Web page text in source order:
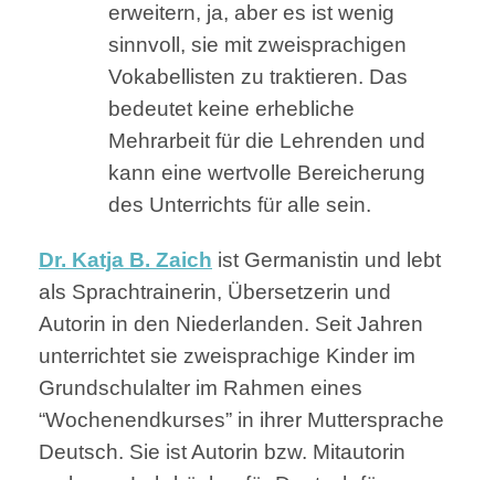
erweitern, ja, aber es ist wenig
sinnvoll, sie mit zweisprachigen
Vokabellisten zu traktieren. Das
bedeutet keine erhebliche
Mehrarbeit für die Lehrenden und
kann eine wertvolle Bereicherung
des Unterrichts für alle sein.
Dr. Katja B. Zaich ist Germanistin und lebt
als Sprachtrainerin, Übersetzerin und
Autorin in den Niederlanden. Seit Jahren
unterrichtet sie zweisprachige Kinder im
Grundschulalter im Rahmen eines
“Wochenendkurses” in ihrer Muttersprache
Deutsch. Sie ist Autorin bzw. Mitautorin